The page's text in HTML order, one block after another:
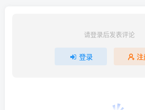
请登录后发表评论
登录